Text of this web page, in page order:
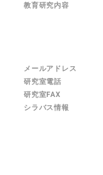
教育研究内容
メールアドレス
研究室電話
研究室FAX
シラバス情報